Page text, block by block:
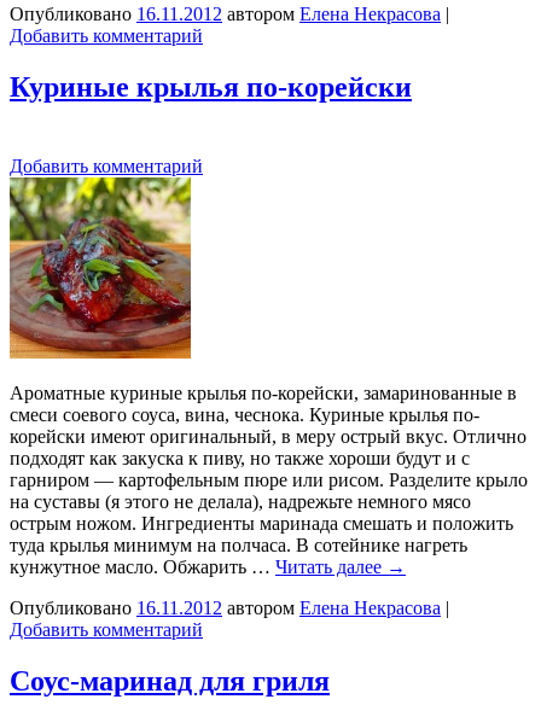
Опубликовано 16.11.2012 автором Елена Некрасова |
Добавить комментарий
Куриные крылья по-корейски
Добавить комментарий
Ароматные куриные крылья по-корейски, замаринованные в
смеси соевого соуса, вина, чеснока. Куриные крылья по-
корейски имеют оригинальный, в меру острый вкус. Отлично
подходят как закуска к пиву, но также хороши будут и с
гарниром — картофельным пюре или рисом. Разделите крыло
на суставы (я этого не делала), надрежьте немного мясо
острым ножом. Ингредиенты маринада смешать и положить
туда крылья минимум на полчаса. В сотейнике нагреть
кунжутное масло. Обжарить … Читать далее →
Опубликовано 16.11.2012 автором Елена Некрасова
Добавить комментарий
Соус-маринад для гриля